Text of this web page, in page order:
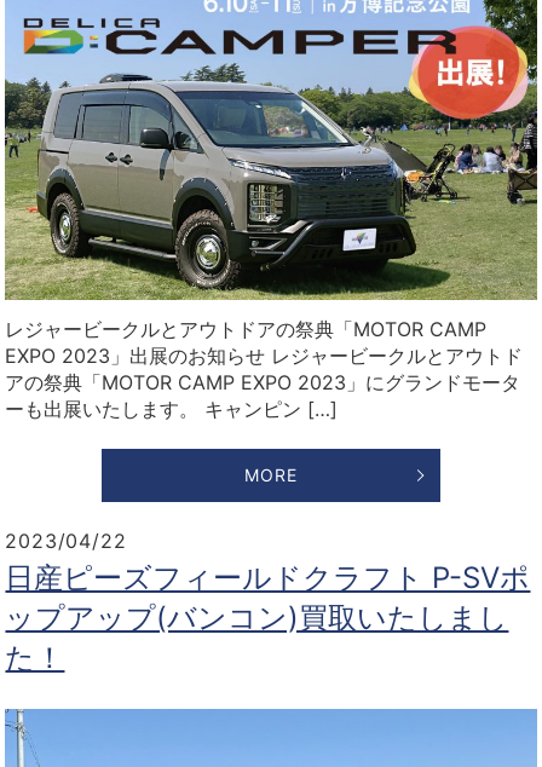
レジャービークルとアウトドアの祭典「MOTOR CAMP
EXPO 2023」出展のお知らせ レジャービークルとアウトド
アの祭典「MOTOR CAMP EXPO 2023」にグランドモータ
ーも出展いたします。 キャンピン […]
MORE
2023/04/22
日産ピーズフィールドクラフト P-SVポ
ップアップ(バンコン)買取いたしまし
た！